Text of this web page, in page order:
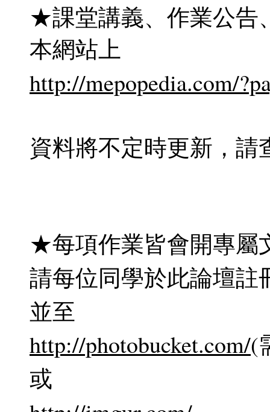
★課堂講義、作業公告
本網站上
http://mepopedia.com/
資料將不定時更新，
★每項作業皆會開專屬
請每位同學於此論壇註
並至
http://photobucket.com/(
或